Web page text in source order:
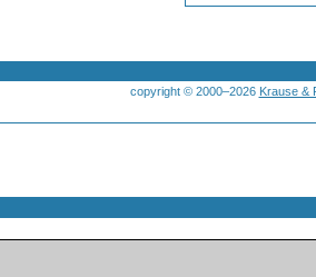
copyright © 2000–2026 Krause &